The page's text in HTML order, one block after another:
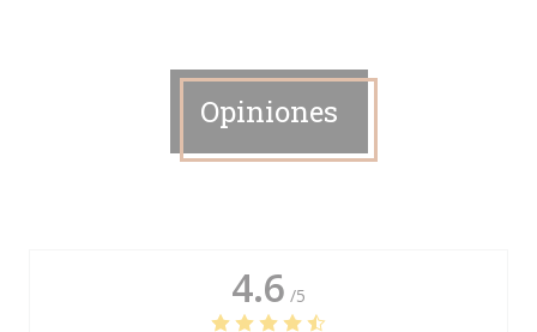
Opiniones
4.6 /5